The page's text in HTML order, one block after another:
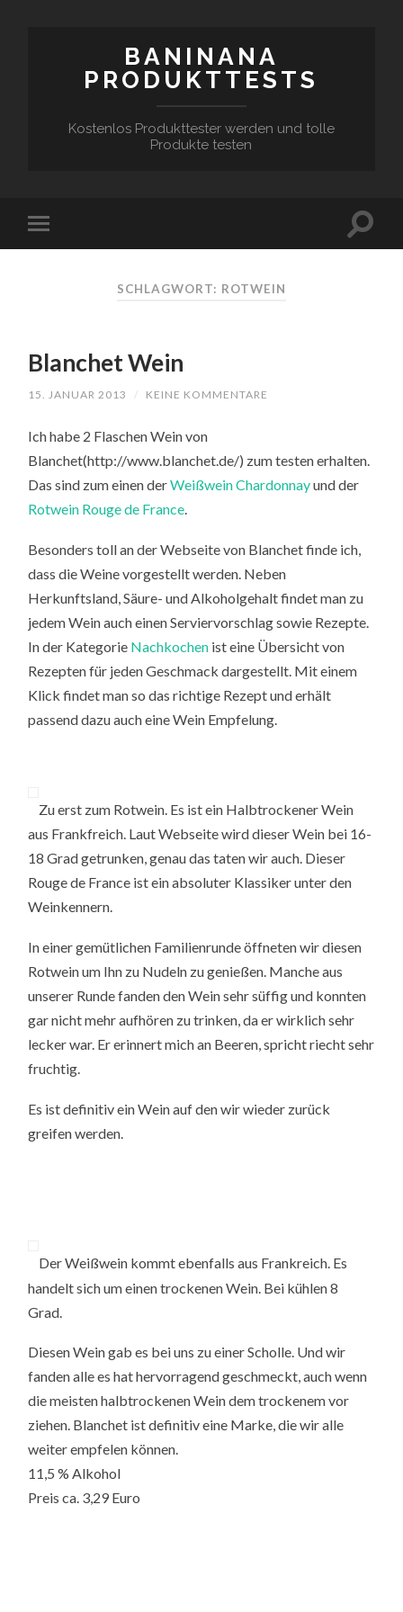
BANINANA
PRODUKTTESTS
Kostenlos Produkttester werden und tolle
Produkte testen
SCHLAGWORT: ROTWEIN
Blanchet Wein
15. JANUAR 2013 / KEINE KOMMENTARE
Ich habe 2 Flaschen Wein von
Blanchet(http://www.blanchet.de/) zum testen erhalten.
Das sind zum einen derWeißwein Chardonnayund der
Rotwein Rouge de France.
Besonders toll an der Webseite von Blanchet finde ich,
dass die Weine vorgestellt werden. Neben
Herkunftsland, Säure- und Alkoholgehalt findet man zu
jedem Wein auch einen Serviervorschlag sowie Rezepte.
In der Kategorie Nachkochen ist eine Übersicht von
Rezepten für jeden Geschmack dargestellt. Mit einem
Klick findet man so das richtige Rezept und erhält
passend dazu auch eine Wein Empfelung.
Zu erst zum Rotwein. Es ist ein Halbtrockener Wein
aus Frankfreich. Laut Webseite wird dieser Wein bei 16-
18 Grad getrunken, genau das taten wir auch. Dieser
Rouge de France ist ein absoluter Klassiker unter den
Weinkennern.
In einer gemütlichen Familienrunde öffneten wir diesen
Rotwein um Ihn zu Nudeln zu genießen. Manche aus
unserer Runde fanden den Wein sehr süffig und konnten
gar nicht mehr aufhören zu trinken, da er wirklich sehr
lecker war. Er erinnert mich an Beeren, spricht riecht sehr
fruchtig.
Es ist definitiv ein Wein auf den wir wieder zurück
greifen werden.
Der Weißwein kommt ebenfalls aus Frankreich. Es
handelt sich um einen trockenen Wein. Bei kühlen 8
Grad.
Diesen Wein gab es bei uns zu einer Scholle. Und wir
fanden alle es hat hervorragend geschmeckt, auch wenn
die meisten halbtrockenen Wein dem trockenem vor
ziehen. Blanchet ist definitiv eine Marke, die wir alle
weiter empfelen können.
11,5 % Alkohol
Preis ca. 3,29 Euro